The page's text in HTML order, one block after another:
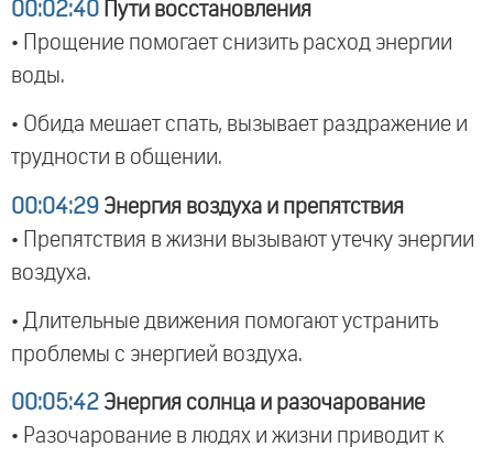
00:02:40 Пути восстановления
• Прощение помогает снизить расход энергии
воды.
• Обида мешает спать, вызывает раздражение и
трудности в общении.
00:04:29 Энергия воздуха и препятствия
• Препятствия в жизни вызывают утечку энергии
воздуха.
• Длительные движения помогают устранить
проблемы с энергией воздуха.
00:05:42 Энергия солнца и разочарование
• Разочарование в людях и жизни приводит к